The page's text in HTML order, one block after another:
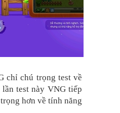
chỉ chú trọng test về
test này VNG tiếp
hơn về tính năng